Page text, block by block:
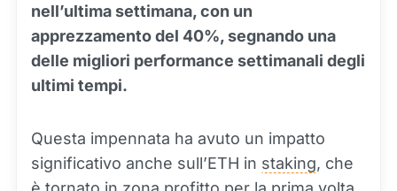
nell’ultima settimana, con un
apprezzamento del 40%, segnando una
delle migliori performance settimanali degli
ultimi tempi.
Questa impennata ha avuto un impatto
significativo anche sull’ETH in staking, che